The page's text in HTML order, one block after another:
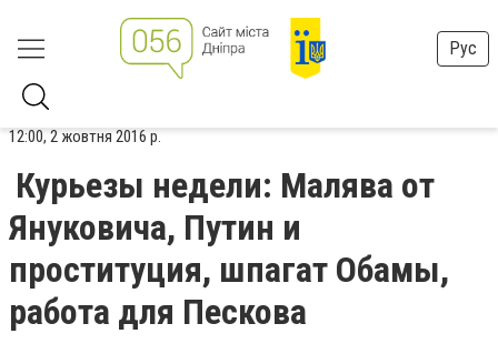
Рус
12:00, 2 жовтня 2016 р.
Курьезы недели: Малява от
Януковича, Путин и
проституция, шпагат Обамы,
работа для Пескова